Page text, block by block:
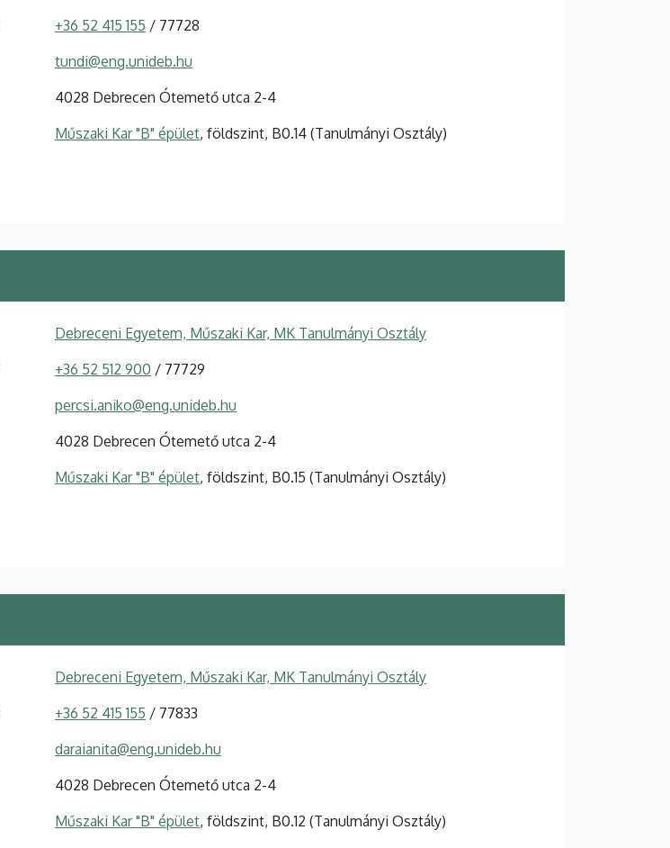
+36 52 415 155 / 77728
tundi@eng.unideb.hu
4028 Debrecen Ótemető utca 2-4
Műszaki Kar "B" épület, földszint, B0.14 (Tanulmányi Osztály)
Debreceni Egyetem, Műszaki Kar, MK Tanulmányi Osztály
+36 52 512 900 / 77729
percsi.aniko@eng.unideb.hu
4028 Debrecen Ótemető utca 2-4
Műszaki Kar "B" épület, földszint, B0.15 (Tanulmányi Osztály)
Debreceni Egyetem, Műszaki Kar, MK Tanulmányi Osztály
+36 52 415 155 / 77833
daraianita@eng.unideb.hu
4028 Debrecen Ótemető utca 2-4
Műszaki Kar "B" épület, földszint, B0.12 (Tanulmányi Osztály)